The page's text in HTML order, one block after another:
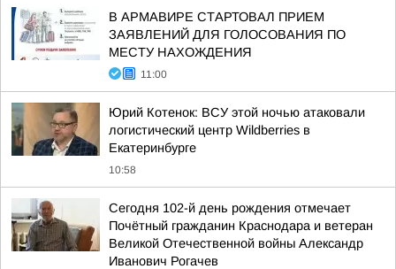
В АРМАВИРЕ СТАРТОВАЛ ПРИЕМ
ЗАЯВЛЕНИЙ ДЛЯ ГОЛОСОВАНИЯ ПО
МЕСТУ НАХОЖДЕНИЯ
11:00
Юрий Котенок: ВСУ этой ночью атаковали
логистический центр Wildberries в
Екатеринбурге
10:58
Сегодня 102-й день рождения отмечает
Почётный гражданин Краснодара и ветеран
Великой Отечественной войны Александр
Иванович Рогачев